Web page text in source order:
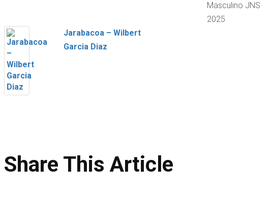
Masculino JNS
2025
Jarabacoa – Wilbert
Garcia Diaz
Share This Article